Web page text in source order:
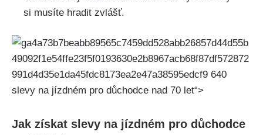
si musíte hradit zvlášť.
slevy ​na jízdném pro důchodce nad 70 let“>
Jak získat slevy na jízdném ⁣pro důchodce